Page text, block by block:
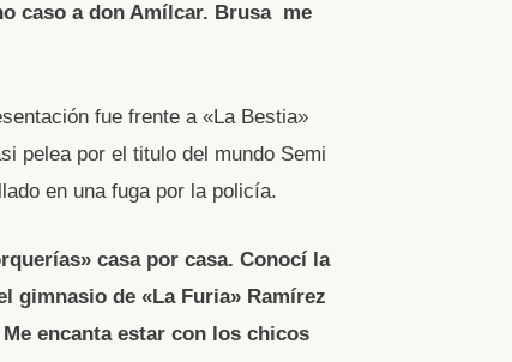
caso a don Amílcar. Brusa me
fue frente a «La Bestia»
pelea por el titulo del mundo Semi
en una fuga por la policía.
casa por casa. Conocí la
gimnasio de «La Furia» Ramírez
encanta estar con los chicos